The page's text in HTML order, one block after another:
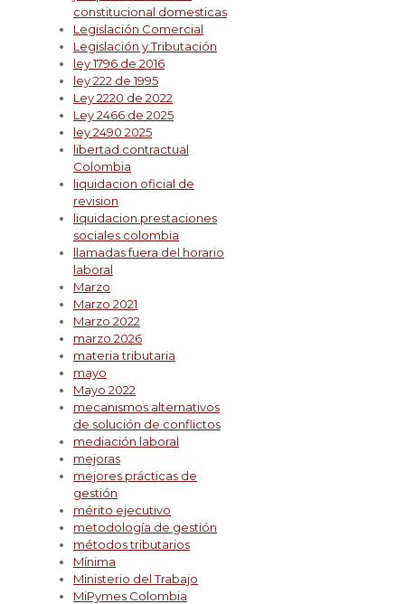
constitucional domesticas
Legislación Comercial
Legislación y Tributación
ley 1796 de 2016
ley 222 de 1995
Ley 2220 de 2022
Ley 2466 de 2025
ley 2490 2025
libertad contractual
Colombia
liquidacion oficial de
revision
liquidacion prestaciones
sociales colombia
llamadas fuera del horario
laboral
Marzo
Marzo 2021
Marzo 2022
marzo 2026
materia tributaria
mayo
Mayo 2022
mecanismos alternativos
de solución de conflictos
mediación laboral
mejoras
mejores prácticas de
gestión
mérito ejecutivo
metodología de gestión
métodos tributarios
Mínima
Ministerio del Trabajo
MiPymes Colombia